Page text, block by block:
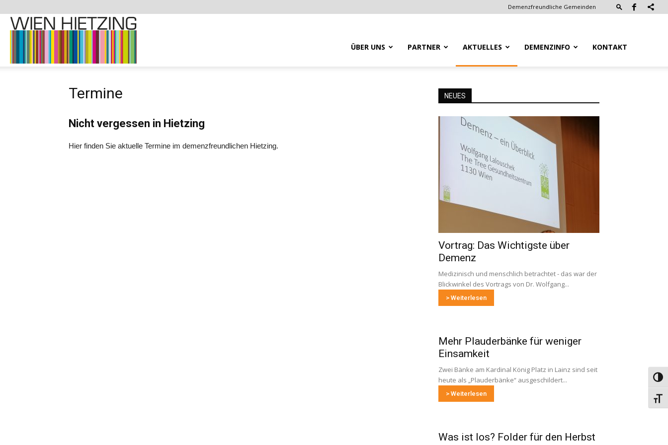
Demenzfreundliche Gemeinden
–
ÜBER UNS PARTNER AKTUELLES DEMENZINFO KONTAKT
Termine
Nicht vergessen in Hietzing
Hier finden Sie aktuelle Termine im demenzfreundlichen Hietzing.
NEUES
Vortrag: Das Wichtigste über
Demenz
Medizinisch und menschlich betrachtet - das war der
Blickwinkel des Vortrags von Dr. Wolfgang...
> Weiterlesen
Mehr Plauderbänke für weniger
Einsamkeit
Zwei Bänke am Kardinal König Platz in Lainz sind seit
heute als „Plauderbänke“ ausgeschildert...
> Weiterlesen
Was ist los? Folder für den Herbst